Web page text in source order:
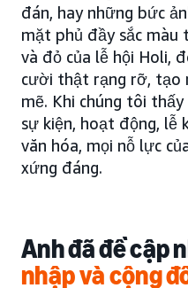
đán, hay những bức
mặt phủ đầy sắc màu
và đỏ của lễ hội Holi,
cười thật rạng rỡ, tạo
mẽ. Khi chúng tôi
sự kiện, hoạt động, lễ
văn hóa, mọi nỗ lực
xứng đáng.
Anh đã đề cập
nhập và cộng